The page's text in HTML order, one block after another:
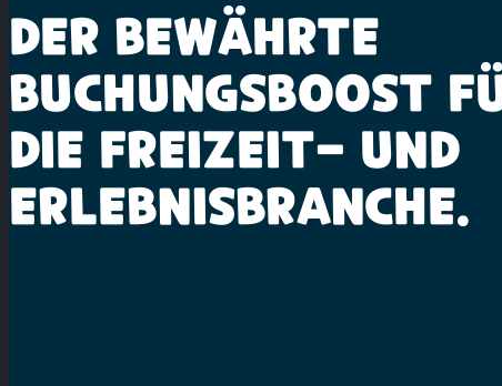
DER BEWÄHRTE
BUCHUNGSBOOST
DIE FREIZEIT- UND
ERLEBNISBRANCHE.